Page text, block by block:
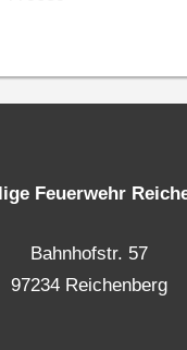
Feuerwehr
Bahnhofstr. 57
97234 Reichenberg